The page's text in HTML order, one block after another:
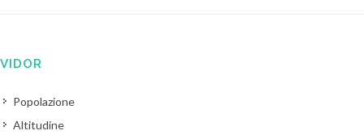
VIDOR
Popolazione
Altitudine